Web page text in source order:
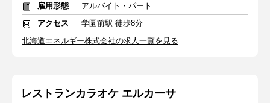
雇用形態
アルバイト・パート
アクセス
学園前駅 徒歩8分
北海道エネルギー株式会社の求人一覧を見る
レストランカラオケ エルカーサ